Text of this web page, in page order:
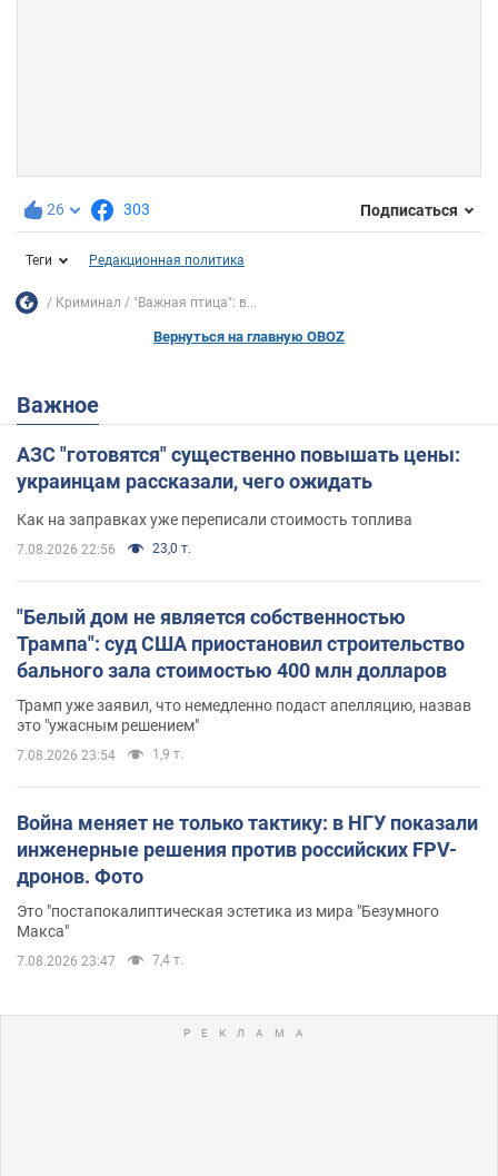
26 303 Подписаться
Теги Редакционная политика
Криминал "Важная птица": в...
Вернуться на главную OBOZ
Важное
АЗС "готовятся" существенно повышать цены:
украинцам рассказали, чего ожидать
Как на заправках уже переписали стоимость топлива
7.08.2026 22:56 23,0 т.
"Белый дом не является собственностью
Трампа": суд США приостановил строительство
бального зала стоимостью 400 млн долларов
Трамп уже заявил, что немедленно подаст апелляцию, назвав
это "ужасным решением"
7.08.2026 23:54 1,9 т.
Война меняет не только тактику: в НГУ показали
инженерные решения против российских FPV-
дронов. Фото
Это "постапокалиптическая эстетика из мира "Безумного
Макса"
7.08.2026 23:47 7,4 т.